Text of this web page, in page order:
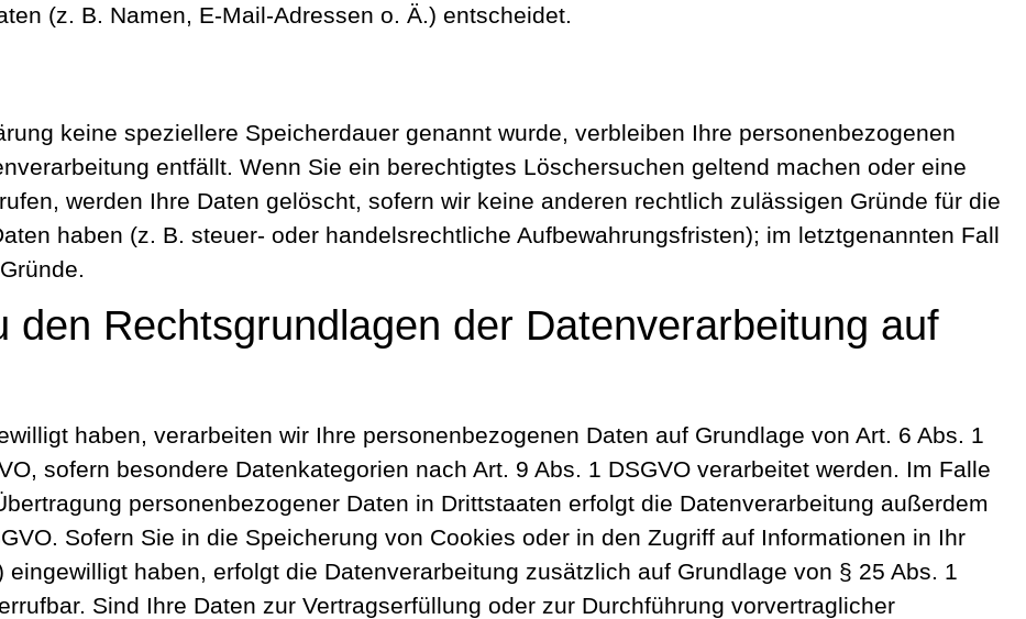
(z. B. Namen, E-Mail-Adressen o. Ä.) entscheidet.
keine speziellere Speicherdauer genannt wurde, verbleiben Ihre personenbezogenen
entfällt. Wenn Sie ein berechtigtes Löschersuchen geltend machen oder eine
werden Ihre Daten gelöscht, sofern wir keine anderen rechtlich zulässigen Gründe für die
haben (z. B. steuer- oder handelsrechtliche Aufbewahrungsfristen); im letztgenannten Fall
den Rechtsgrundlagen der Datenverarbeitung auf
haben, verarbeiten wir Ihre personenbezogenen Daten auf Grundlage von Art. 6 Abs. 1
sofern besondere Datenkategorien nach Art. 9 Abs. 1 DSGVO verarbeitet werden. Im Falle
personenbezogener Daten in Drittstaaten erfolgt die Datenverarbeitung außerdem
Sofern Sie in die Speicherung von Cookies oder in den Zugriff auf Informationen in Ihr
haben, erfolgt die Datenverarbeitung zusätzlich auf Grundlage von § 25 Abs. 1
Sind Ihre Daten zur Vertragserfüllung oder zur Durchführung vorvertraglicher